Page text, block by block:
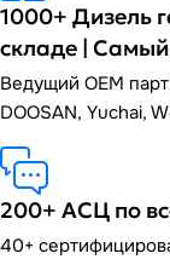
1000+ Дизель
складе |
Ведущий OEM
DOOSAN, Yuchai,
200+ АСЦ по
40+